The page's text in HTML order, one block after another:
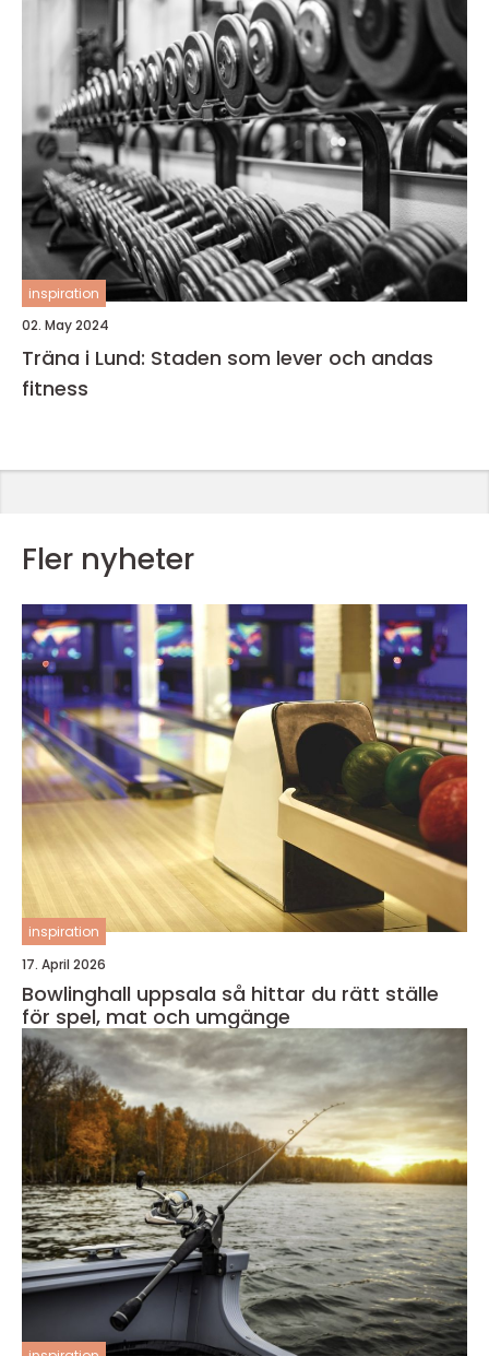
inspiration
02. May 2024
Träna i Lund: Staden som lever och andas
fitness
Fler nyheter
inspiration
17. April 2026
Bowlinghall uppsala så hittar du rätt ställe
för spel, mat och umgänge